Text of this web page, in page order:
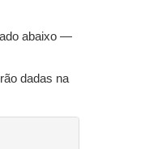
abaixo —
dadas na